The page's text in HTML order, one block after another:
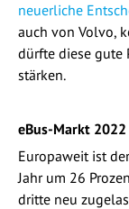
neuerliche
auch von Volvo,
dürfte diese gute
stärken.
eBus-Markt
Europaweit ist
Jahr um 26
dritte neu